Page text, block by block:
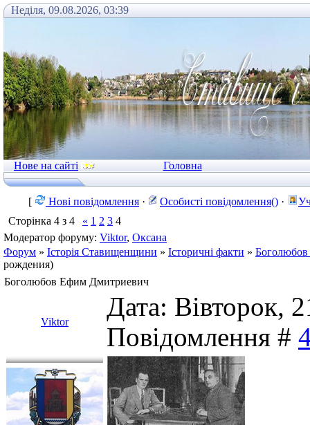
Неділя, 09.08.2026, 03:39
Нове на сайті Головна
[ Нові повідомлення · Особисті повідомлення() ·
Сторінка 4 з 4 « 1 2 3 4
Модератор форуму: Viktor, Оксана
Форум » Історія Ставищенщини » Історичні факти »
рождения)
Боголюбов Ефим Дмитриевич
Viktor
Дата: Вівторок,
Повідомлення #